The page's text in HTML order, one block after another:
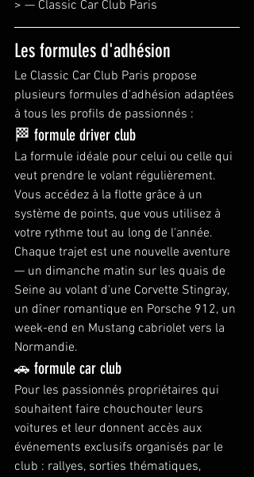
> — Classic Car Club Paris
Les formules d'adhésion
Le Classic Car Club Paris propose
plusieurs formules d'adhésion adaptées
à tous les profils de passionnés :
🏁 formule driver club
La formule idéale pour celui ou celle qui
veut prendre le volant régulièrement.
Vous accédez à la flotte grâce à un
système de points, que vous utilisez à
votre rythme tout au long de l'année.
Chaque trajet est une nouvelle aventure
— un dimanche matin sur les quais de
Seine au volant d'une Corvette Stingray,
un dîner romantique en Porsche 912, un
week-end en Mustang cabriolet vers la
Normandie.
🚗 formule car club
Pour les passionnés propriétaires qui
souhaitent faire chouchouter leurs
voitures et leur donnent accès aux
événements exclusifs organisés par le
club : rallyes, sorties thématiques,